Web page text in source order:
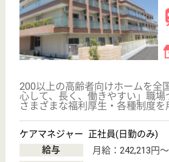
詳細を見る WEB問合せ
群馬県高崎市新
町1945-1
新町駅徒歩23分
介護付有料老人
ホーム, ショー
トステイ
群馬県のウッディタウン高崎南は、介護付有料老人ホ
ーム・ショートステイを運営しています。 ぜひ各求